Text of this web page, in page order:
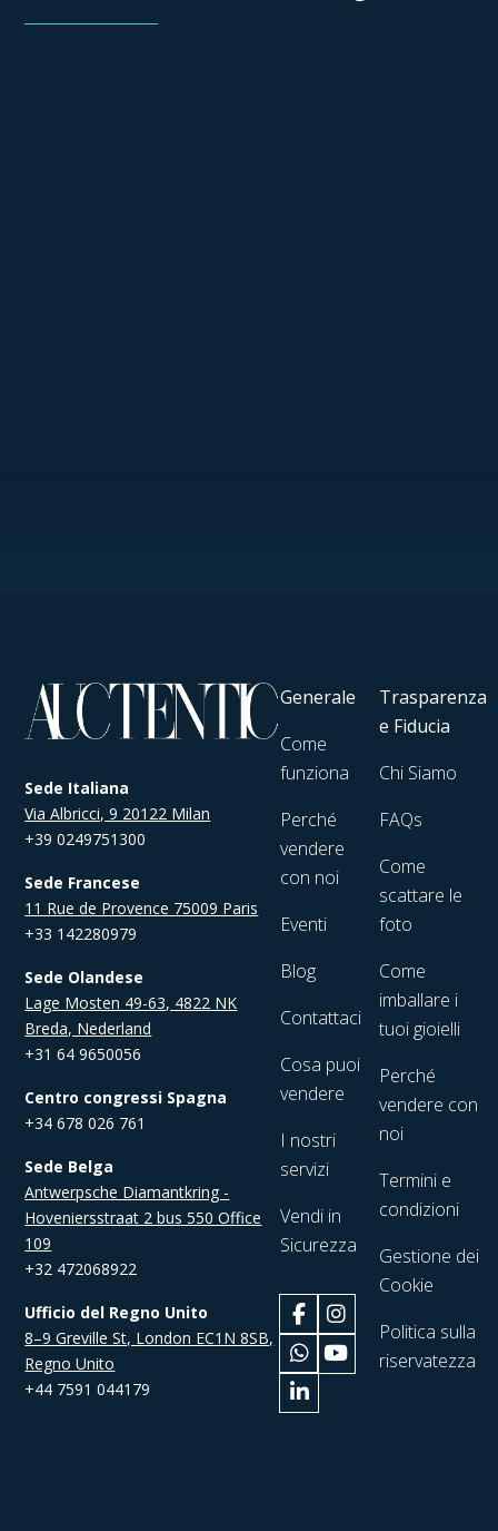
Sede Italiana
Via Albricci, 9 20122 Milan
+39 0249751300
Sede Francese
11 Rue de Provence 75009 Paris
+33 142280979
Sede Olandese
Lage Mosten 49-63, 4822 NK
Breda, Nederland
+31 64 9650056
Centro congressi Spagna
+34 678 026 761
Sede Belga
Antwerpsche Diamantkring -
Hoveniersstraat 2 bus 550 Office
109
+32 472068922
Ufficio del Regno Unito
8–9 Greville St, London EC1N 8SB,
Regno Unito
+44 7591 044179
Generale
Come
funziona
Perché
vendere
con noi
Eventi
Blog
Contattaci
Cosa puoi
vendere
I nostri
servizi
Vendi in
Sicurezza
Trasparenza
e Fiducia
Chi Siamo
FAQs
Come
scattare le
foto
Come
imballare i
tuoi gioielli
Perché
vendere con
noi
Termini e
condizioni
Gestione dei
Cookie
Politica sulla
riservatezza